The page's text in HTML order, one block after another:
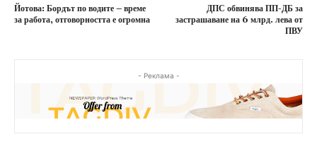
Йотова: Бордът по водите – време
за работа, отговорността е огромна
ДПС обвинява ПП-ДБ за
застрашаване на 6 млрд. лева от
ПВУ
- Реклама -